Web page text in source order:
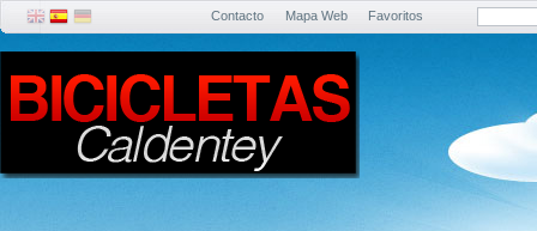
Contacto Mapa Web Favoritos